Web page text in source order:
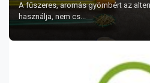
A fűszeres, aromás gyömbért az
használja, nem cs...